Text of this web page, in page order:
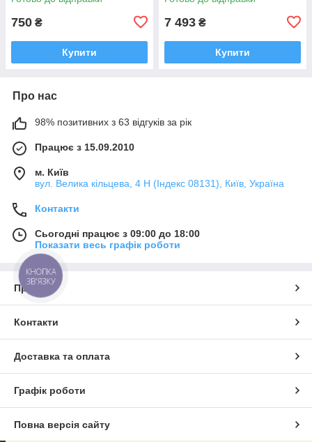
750 ₴
Купити
7 493 ₴
Купити
Про нас
98% позитивних з 63 відгуків за рік
Працює з 15.09.2010
м. Київ
вул. Велика кільцева, 4 Н (Індекс 08131), Київ, Україна
Контакти
Сьогодні працює з 09:00 до 18:00
Показати весь графік роботи
Про нас
Контакти
Доставка та оплата
Графік роботи
Повна версія сайту
КНОПКА
ЗВ'ЯЗКУ